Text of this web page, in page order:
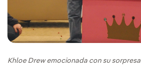
Khloe Drew emocionada con su sorpresa